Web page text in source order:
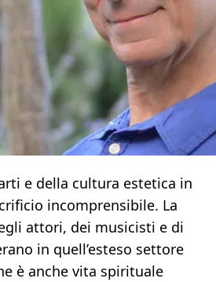
e della cultura estetica in
incomprensibile. La
attori, dei musicisti e di
in quell’esteso settore
è anche vita spirituale